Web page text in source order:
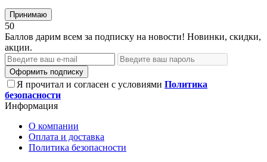
Принимаю
50
Баллов дарим всем за подписку на новости! Новинки, скидки,
акции.
Оформить подписку
Я прочитал и согласен с условиями Политика
безопасности
Информация
О компании
Оплата и доставка
Политика безопасности